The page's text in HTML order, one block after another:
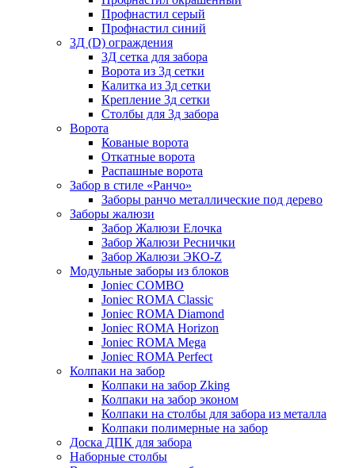
Профнастил серый
Профнастил синий
3Д (D) ограждения
3Д сетка для забора
Ворота из 3д сетки
Калитка из 3д сетки
Крепление 3д сетки
Столбы для 3д забора
Ворота
Кованые ворота
Откатные ворота
Распашные ворота
Забор в стиле «Ранчо»
Заборы ранчо металлические под дерево
Заборы жалюзи
Забор Жалюзи Елочка
Забор Жалюзи Реснички
Забор Жалюзи ЭКО-Z
Модульные заборы из блоков
Joniec COMBO
Joniec ROMA Classic
Joniec ROMA Diamond
Joniec ROMA Horizon
Joniec ROMA Mega
Joniec ROMA Perfect
Колпаки на забор
Колпаки на забор Zking
Колпаки на забор эконом
Колпаки на столбы для забора из металла
Колпаки полимерные на забор
Доска ДПК для забора
Наборные столбы